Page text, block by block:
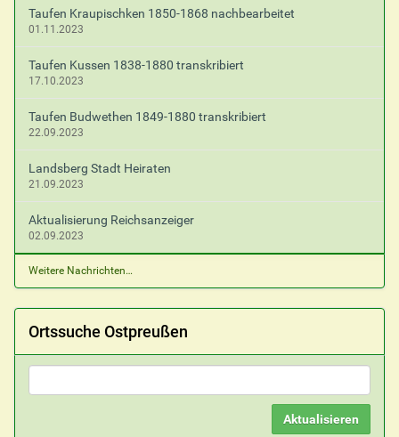
Taufen Kraupischken 1850-1868 nachbearbeitet
01.11.2023
Taufen Kussen 1838-1880 transkribiert
17.10.2023
Taufen Budwethen 1849-1880 transkribiert
22.09.2023
Landsberg Stadt Heiraten
21.09.2023
Aktualisierung Reichsanzeiger
02.09.2023
Weitere Nachrichten…
Ortssuche Ostpreußen